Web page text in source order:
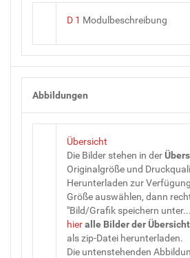
D 1 Modulbeschreibung
Abbildungen
Übersicht
Die Bilder stehen in der
Originalgröße und
Herunterladen zur
Größe auswählen, dann
"Bild/Grafik speichern
hieralle BilderderÜbersicht
als zip-Datei herunterladen.
Die untenstehenden